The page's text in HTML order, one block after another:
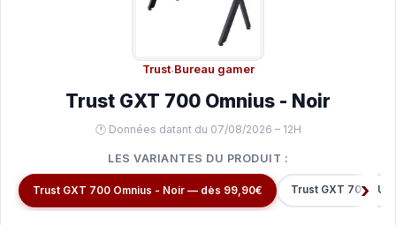
Trust·Bureau gamer
Trust GXT 700 Omnius - Noir
🕐 Données datant du 07/08/2026 – 12H
LES VARIANTES DU PRODUIT :
Trust GXT 700 Omnius - Noir — dès 99,90€ Trust GXT 709